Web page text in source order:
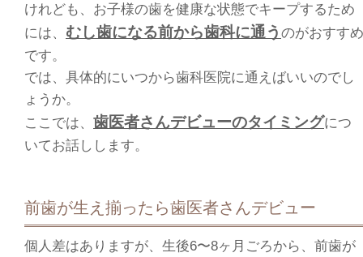
けれども、お子様の歯を健康な状態でキープするため
には、 むし歯になる前から歯科に通う のがおすすめ
です。
では、具体的にいつから歯科医院に通えばいいのでし
ょうか。
ここでは、 歯医者さんデビューのタイミングにつ
いてお話しします。
前歯が生え揃ったら歯医者さんデビュー
個人差はありますが、生後6〜8ヶ月ごろから、前歯が